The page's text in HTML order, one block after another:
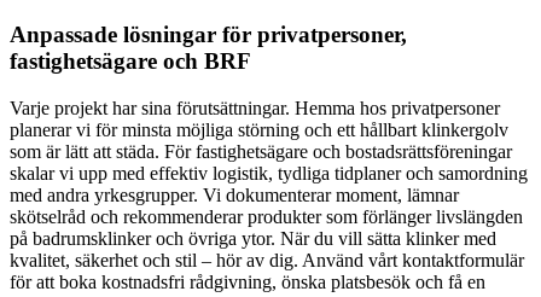
Anpassade lösningar för privatpersoner,
fastighetsägare och BRF
Varje projekt har sina förutsättningar. Hemma hos privatpersoner
planerar vi för minsta möjliga störning och ett hållbart klinkergolv
som är lätt att städa. För fastighetsägare och bostadsrättsföreningar
skalar vi upp med effektiv logistik, tydliga tidplaner och samordning
med andra yrkesgrupper. Vi dokumenterar moment, lämnar
skötselråd och rekommenderar produkter som förlänger livslängden
på badrumsklinker och övriga ytor. När du vill sätta klinker med
kvalitet, säkerhet och stil – hör av dig. Använd vårt kontaktformulär
för att boka kostnadsfri rådgivning, önska platsbesök och få en